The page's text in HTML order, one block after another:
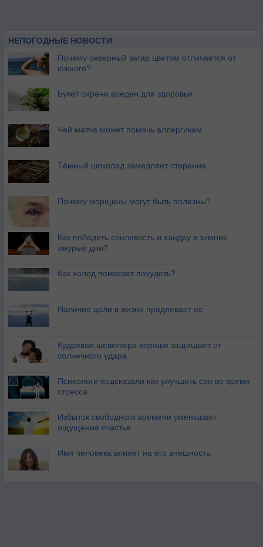
НЕПОГОДНЫЕ НОВОСТИ
Почему северный загар цветом отличается от
южного?
Букет сирени вреден для здоровья
Чай матча может помочь аллергикам
Тёмный шоколад замедляет старение
Почему морщины могут быть полезны?
Как победить сонливость и хандру в зимние
хмурые дни?
Как холод помогает похудеть?
Наличие цели в жизни продлевает её
Кудрявая шевелюра хорошо защищает от
солнечного удара
Психологи подсказали как улучшить сон во время
стресса
Избыток свободного времени уменьшает
ощущение счастья
Имя человека влияет на его внешность